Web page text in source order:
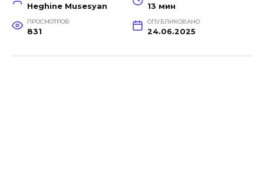
Heghine Musesyan 13 мин
ПРОСМОТРОВ
831
ОПУБЛИКОВАНО
24.06.2025